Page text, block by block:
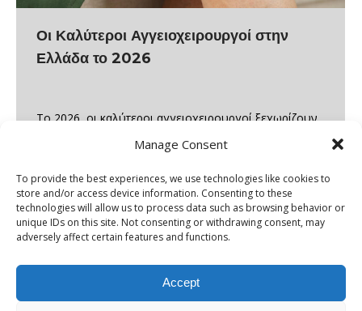
Manage Consent
To provide the best experiences, we use technologies like cookies to
store and/or access device information. Consenting to these
technologies will allow us to process data such as browsing behavior or
unique IDs on this site. Not consenting or withdrawing consent, may
adversely affect certain features and functions.
Accept
Οι Καλύτεροι Αγγειοχειρουργοί στην
Ελλάδα το 2026
Το 2026, οι καλύτεροι αγγειοχειρουργοί ξεχωρίζουν
για την τεχνογνωσία, την εμπειρία και τη διαρκή
Η συντακτική ομάδα του Iatromedia απαντά στο
ερώτημα ποιοι είναι Οι Καλύτεροι Αγγειοχειρουργοί
στην Ελλάδα το 2026, με βάση τα εξής τεκμηριωμένα
εμπειρία Καινοτομία Ψηφιακή παρουσία και
αναγνώριση…